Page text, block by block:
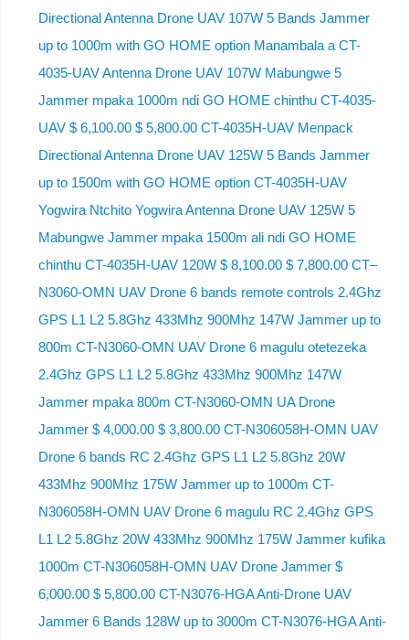
Directional Antenna Drone UAV 107W 5 Bands Jammer
up to 1000m with GO HOME option Manambala a CT-
4035-UAV Antenna Drone UAV 107W Mabungwe 5
Jammer mpaka 1000m ndi GO HOME chinthu CT-4035-
UAV $ 6,100.00 $ 5,800.00 CT-4035H-UAV Menpack
Directional Antenna Drone UAV 125W 5 Bands Jammer
up to 1500m with GO HOME option CT-4035H-UAV
Yogwira Ntchito Yogwira Antenna Drone UAV 125W 5
Mabungwe Jammer mpaka 1500m ali ndi GO HOME
chinthu CT-4035H-UAV 120W $ 8,100.00 $ 7,800.00 CT–
N3060-OMN UAV Drone 6 bands remote controls 2.4Ghz
GPS L1 L2 5.8Ghz 433Mhz 900Mhz 147W Jammer up to
800m CT-N3060-OMN UAV Drone 6 magulu otetezeka
2.4Ghz GPS L1 L2 5.8Ghz 433Mhz 900Mhz 147W
Jammer mpaka 800m CT-N3060-OMN UA Drone
Jammer $ 4,000.00 $ 3,800.00 CT-N306058H-OMN UAV
Drone 6 bands RC 2.4Ghz GPS L1 L2 5.8Ghz 20W
433Mhz 900Mhz 175W Jammer up to 1000m CT-
N306058H-OMN UAV Drone 6 magulu RC 2.4Ghz GPS
L1 L2 5.8Ghz 20W 433Mhz 900Mhz 175W Jammer kufika
1000m CT-N306058H-OMN UAV Drone Jammer $
6,000.00 $ 5,800.00 CT-N3076-HGA Anti-Drone UAV
Jammer 6 Bands 128W up to 3000m CT-N3076-HGA ​​Anti-